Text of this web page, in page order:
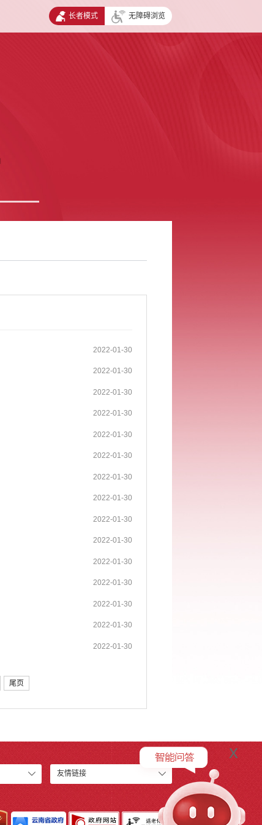
长者模式 无障碍浏览
2022-01-30
2022-01-30
2022-01-30
2022-01-30
2022-01-30
2022-01-30
2022-01-30
2022-01-30
2022-01-30
2022-01-30
2022-01-30
2022-01-30
2022-01-30
2022-01-30
2022-01-30
尾页
友情链接
x